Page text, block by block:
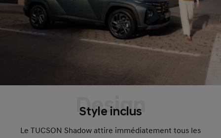
Design
Style inclus
Le TUCSON Shadow attire immédiatement tous les